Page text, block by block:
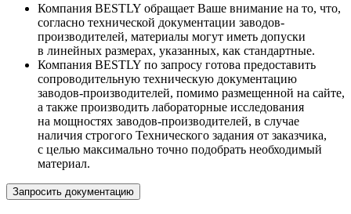
Компания BESTLY обращает Ваше внимание на то, что,
согласно технической документации заводов-
производителей, материалы могут иметь допуски
в линейных размерах, указанных, как стандартные.
Компания BESTLY по запросу готова предоставить
сопроводительную техническую документацию
заводов-производителей, помимо размещенной на сайте,
а также производить лабораторные исследования
на мощностях заводов-производителей, в случае
наличия строгого Технического задания от заказчика,
с целью максимально точно подобрать необходимый
материал.
Запросить документацию